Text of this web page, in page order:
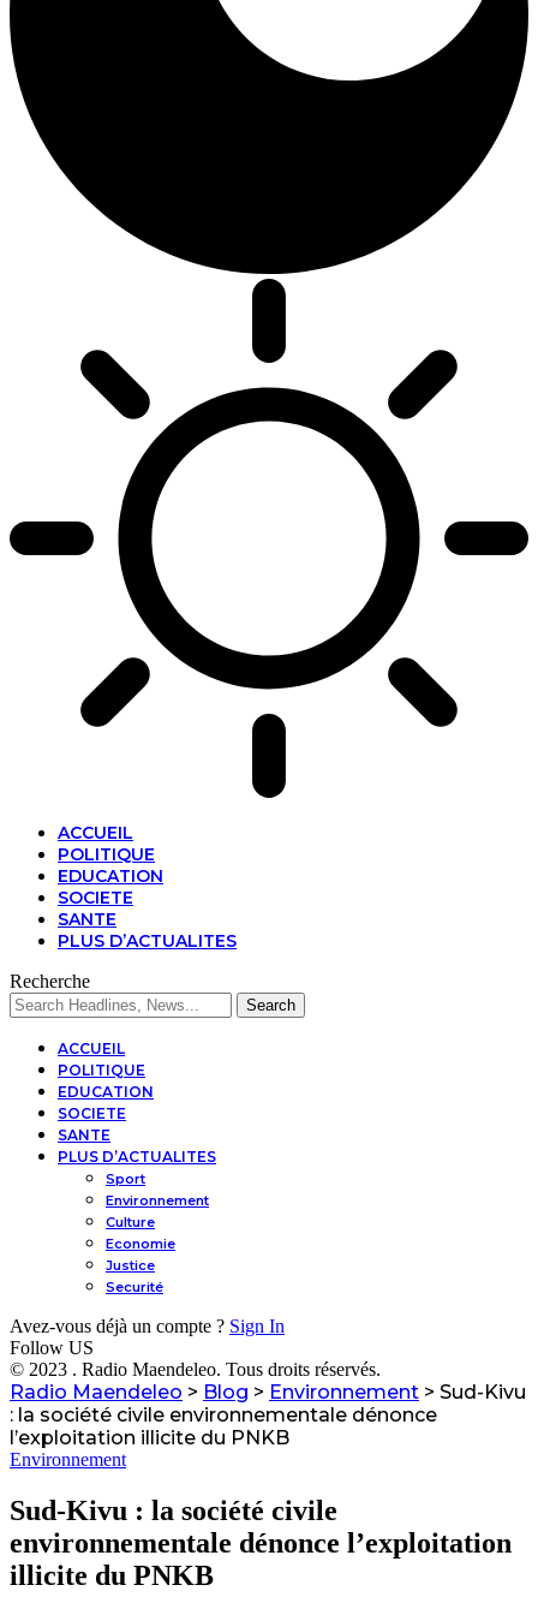
ACCUEIL
POLITIQUE
EDUCATION
SOCIETE
SANTE
PLUS D’ACTUALITES
Recherche
ACCUEIL
POLITIQUE
EDUCATION
SOCIETE
SANTE
PLUS D’ACTUALITES
Sport
Environnement
Culture
Economie
Justice
Securité
Avez-vous déjà un compte ? Sign In
Follow US
© 2023 . Radio Maendeleo. Tous droits réservés.
Radio Maendeleo > Blog > Environnement > Sud-Kivu
: la société civile environnementale dénonce
l’exploitation illicite du PNKB
Environnement
Sud-Kivu : la société civile
environnementale dénonce l’exploitation
illicite du PNKB